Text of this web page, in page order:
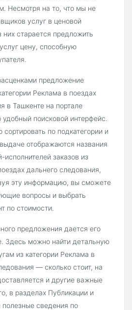
Несмотря на то, что мы не
услуг в ценовой
них старается предложить
цену, способную
предложение
Реклама в поездах
в Ташкенте на портале
поисковой интерфейс.
по подкатегории и
отображаются названия
исполнителей заказов из
дальнего следования,
эту информацию, вы сможете
вопросы и выбрать
по стоимости.
предложения дается его
Здесь можно найти детальную
из категории Реклама в
— сколько стоит, на
и другие важные
в разделах Публикации и
полезные сведения по